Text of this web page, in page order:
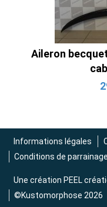
2
Aileron
Informations légales
Conditions de parrainage
Une création PEEL
©Kustomorphose 2026